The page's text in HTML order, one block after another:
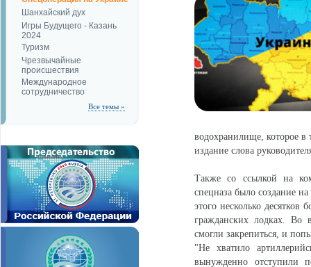
Шанхайский дух
Игры Будущего - Казань
2024
Туризм
Чрезвычайные
происшествия
Международное
сотрудничество
Все темы »
водохранилище, которое
издание слова
Также со ссылкой на
спецназа было создание
этого несколько
гражданских лодках. Во
смогли закрепиться, и
"Не хватило
вынужденно отступили